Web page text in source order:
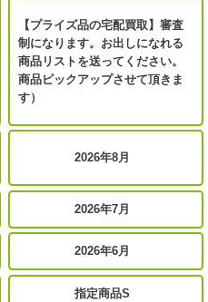
【プライズ品の宅配買取】審査
制になります。お出しになれる
商品リストを送ってください。
商品ピックアップさせて頂きま
す）
2026年8月
2026年7月
2026年6月
指定商品S